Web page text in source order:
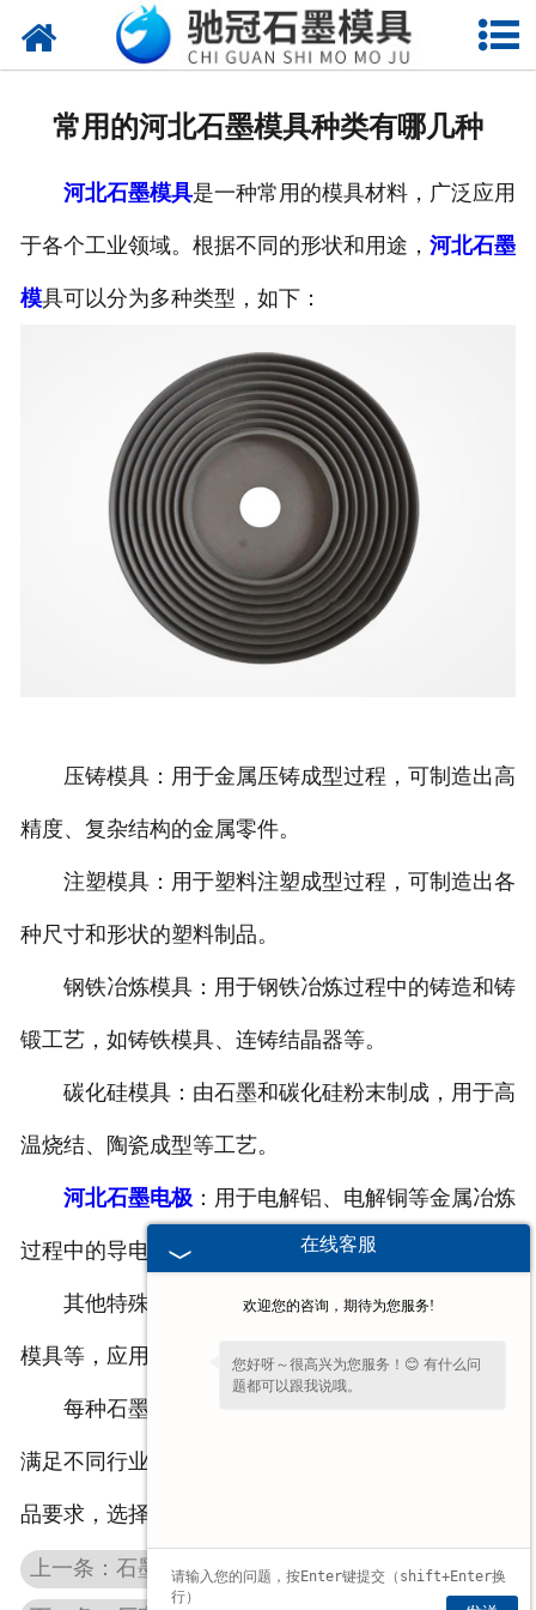
网站首页
常用的河北石墨模具种类有哪几种
河北石墨模具是一种常用的模具材料，广泛应用
于各个工业领域。根据不同的形状和用途， 河北石墨
模具可以分为多种类型，如下：
压铸模具：用于金属压铸成型过程，可制造出高
精度、复杂结构的金属零件。
注塑模具：用于塑料注塑成型过程，可制造出各
种尺寸和形状的塑料制品。
钢铁冶炼模具：用于钢铁冶炼过程中的铸造和铸
锻工艺，如铸铁模具、连铸结晶器等。
碳化硅模具：由石墨和碳化硅粉末制成，用于高
温烧结、陶瓷成型等工艺。
河北石墨电极：用于电解铝、电解铜等金属冶炼
过程中的导电工具。
其他特殊石墨模具：如电池负极模具、光纤拉制
模具等，应用于特定行业和工艺中。
每种石墨模具都有其特定的材质和制造工艺，以
满足不同行业和生产需求。根据具体的使用场景和产
品要求，选择合适的石墨模具类型。
上一条：石墨加工定制产品河北石墨管的用途有哪些
在线客服
欢迎您的咨询，期待为您服务!
您好呀～很高兴为您服务！😊 有什么问
题都可以跟我说哦。